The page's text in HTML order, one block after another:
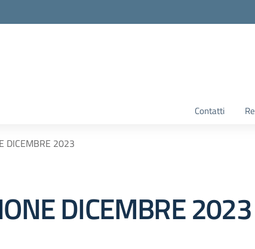
Contatti
DICEMBRE 2023
DICEMBRE 2023